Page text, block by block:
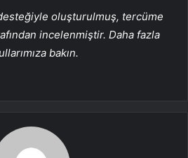
oluşturulmuş, tercüme
incelenmiştir. Daha fazla
bakın.